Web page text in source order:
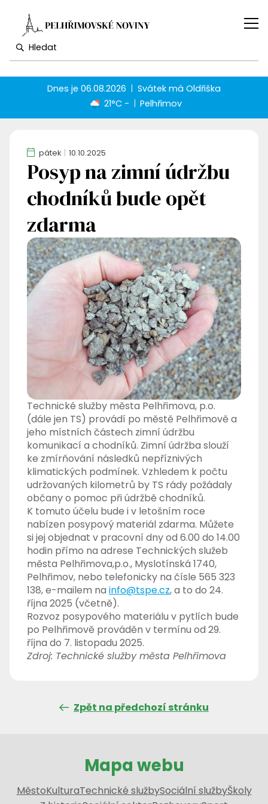
Dnes je06.08.2026 Svátek má Oldřiška
21°C -
Pelhřimov
pátek 10.10.2025
Posyp na zimní údržbu
chodníků bude opět
zdarma
Technické služby města Pelhřimova, p.o.
(dále jen TS) provádí po městě Pelhřimově a
jeho místních částech zimní údržbu
komunikací a chodníků. Zimní údržba slouží
ke zmírňování následků nepříznivých
klimatických podmínek. Vzhledem k počtu
udržovaných kilometrů by TS rády požádaly
občany o pomoc při údržbě chodníků.
K tomuto účelu bude i v letošním roce
nabízen posypový materiál zdarma. Můžete
si jej objednat v pracovní dny od 6.00 do 14.00
hodin přímo na adrese Technických služeb
města Pelhřimova,p.o., Myslotínská 1740,
Pelhřimov, nebo telefonicky na čísle 565 323
138, e-mailem nainfo@tspe.cz, a to do 24.
října 2025 (včetně).
Rozvoz posypového materiálu v pytlích bude
po Pelhřimově prováděn v termínu od 29.
října do 7. listopadu 2025.
Zdroj: Technické služby města Pelhřimova
Zpět na předchozí stránku
Mapa webu
MěstoKulturaTechnické službySociální službyŠkoly